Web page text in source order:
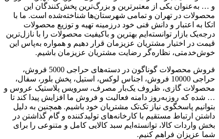
و … به‌عنوان یکی از معتبرترین و بزرگ‌ترین پخش‌کنندگان این
محصولات در تهران و تمامی شهرستان‌ها شناخته‌شده است. ما با
اتکا به اعتبار و دانش فنی خود درزمینه تهیه و توزیع محصولات
درجه‌یک بازار توانسته‌ایم بهترین و باکیفیت محصولات را با نازل‌ترین
قیمت در اختیار مشتریان عزیزمان قرار دهیم و همواره به‌پاس این
خوش‌خدمتی، نظاره‌گر رضایت مشتریان عزیزمان باشیم.
فروش محصولات گوناگون در دسته‌های حراجی 5000 فروش،
حراجی 10000 فروش، اجناس لوکس، استیل، پخش بلور، سفال،
محصولات گازی، ظروف یک‌بار مصرف، سرویس پلاستیک عروس و
… شده که روزبه‌روز دامنه فعالیت و فروش ما افزایش پیدا کند تا
بتوانیم پاسخگوی نیاز تک‌تک مشتریان خود باشیم. همچنین به دلیل
داشتن ارتباط مستقیم با کارخانه‌های تولیدکننده و گام گذاشتن در
بخش واردات کالا، توانسته‌ایم سبد کالایی کامل و متنوعی را برای
شما عزیزان فراهم کنیم.